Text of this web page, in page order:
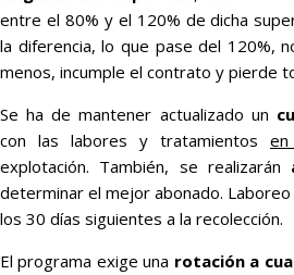
entre el 80% y el 120% de dicha
la diferencia, lo que pase del 120%,
menos, incumple el contrato y pierde
Se ha de mantener actualizado un
con las labores y tratamientos
explotación. También, se realizarán
determinar el mejor abonado.
los 30 días siguientes a la recolección.
El programa exige una rotación a